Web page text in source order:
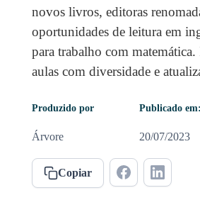
novos livros, editoras
oportunidades de leitura em
para trabalho com matemática.
aulas com diversidade e
Produzido por
Árvore
Publicado em:
20/07/2023
Copiar